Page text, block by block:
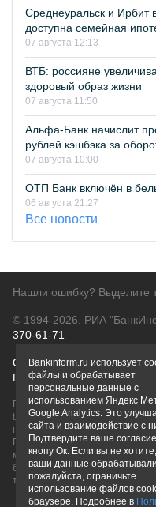
Среднеуральск и Ирбит
доступна семейная
07 августа 12:13
ВТБ: россияне
здоровый образ жизни
07 августа 11:50
Альфа-Банк начислит
рублей кэшбэка за
07 августа 10:00
ОТП Банк включён в
06 августа 21:27
Все новости
Нашли ошибку? Выделите
© 1994-2026. РИА
370-61-71
О проектеПолитика
Правовая информацияДля
Вся информация о продуктах
bankinform.ru, носит
не является публичной
ГК РФ. Информация не
может быть изменена.
банков или при личном
товарные знаки принадлежит
Bankinform.ru использует
файлы и обрабатывает
персональные данные с
использованием Яндекс
Google Analytics. Это
сайта и взаимодействие с
Подтвердите ваше
кнопу Ок. Если вы не
ваши данные
пожалуйста, ограничьте
использование файлов
браузере. Подробнее в